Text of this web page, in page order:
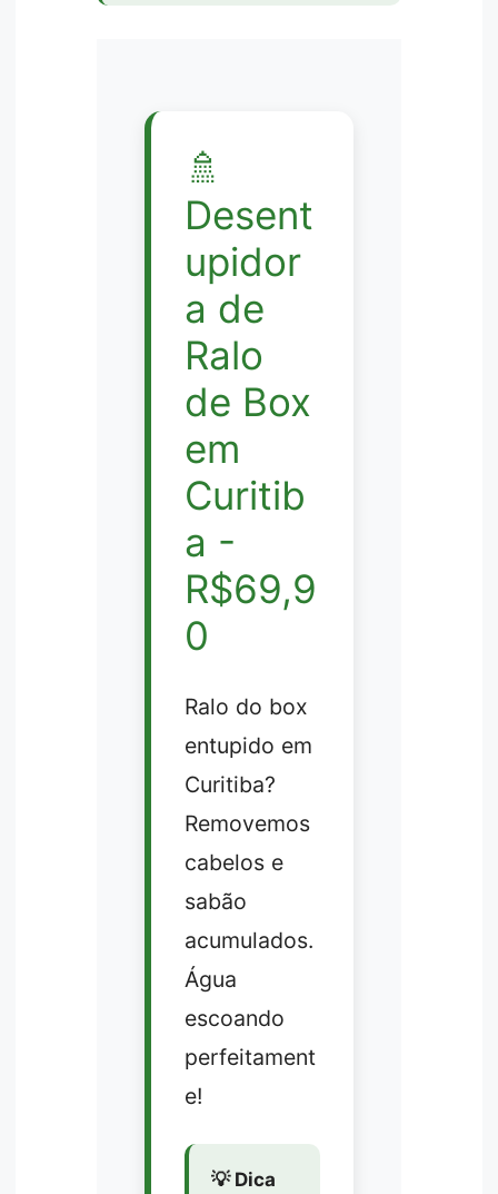
🚿
Desent
upidor
a de
Ralo
de Box
em
Curitib
a -
R$69,9
0
Ralo do box
entupido em
Curitiba?
Removemos
cabelos e
sabão
acumulados.
Água
escoando
perfeitament
e!
💡 Dica